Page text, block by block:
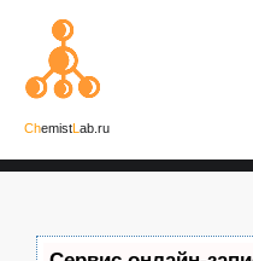
ChemistL ab.ru